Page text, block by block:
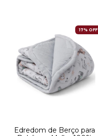
17% OFF
Edredom de Berço para